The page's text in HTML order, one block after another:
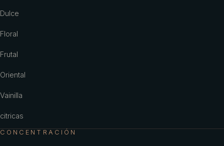
Dulce
Floral
Frutal
Oriental
Vainilla
citricas
CONCENTRACIÓN